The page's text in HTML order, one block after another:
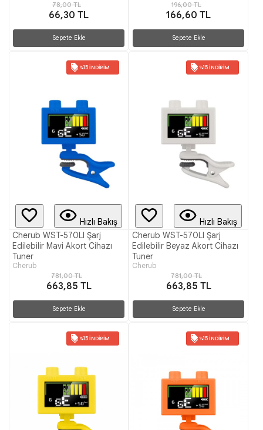
78,00 TL
66,30 TL
Sepete Ekle
196,00 TL
166,60 TL
Sepete Ekle
%15 İNDIRIM
Hızlı Bakış
Cherub WST-570LI Şarj
Edilebilir Mavi Akort Cihazı
Tuner
Cherub
781,00 TL
663,85 TL
Sepete Ekle
%15 İNDIRIM
Hızlı Bakış
Cherub WST-570LI Şarj
Edilebilir Beyaz Akort Cihazı
Tuner
Cherub
781,00 TL
663,85 TL
Sepete Ekle
%15 İNDIRIM %15 İNDIRIM